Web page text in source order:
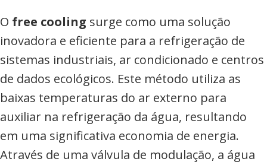
O free cooling surge como uma solução
inovadora e eficiente para a refrigeração de
sistemas industriais, ar condicionado e centros
de dados ecológicos. Este método utiliza as
baixas temperaturas do ar externo para
auxiliar na refrigeração da água, resultando
em uma significativa economia de energia.
Através de uma válvula de modulação, a água